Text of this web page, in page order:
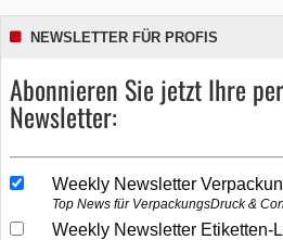
NEWSLETTER FÜR PROFIS
Abonnieren Sie jetzt Ihre
Newsletter:
Weekly Newsletter
Top News für VerpackungsDruck &
Weekly Newsletter Etiketten-